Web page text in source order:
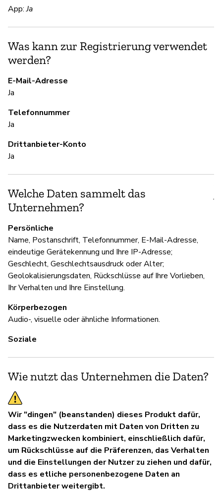
App:Ja
Was kann zur Registrierung verwendet
werden?
E-Mail-Adresse
Ja
Telefonnummer
Ja
Drittanbieter-Konto
Ja
Welche Daten sammelt das
Unternehmen?
Persönliche
Name, Postanschrift, Telefonnummer, E-Mail-Adresse,
eindeutige Gerätekennung und Ihre IP-Adresse;
Geschlecht, Geschlechtsausdruck oder Alter;
Geolokalisierungsdaten, Rückschlüsse auf Ihre Vorlieben,
Ihr Verhalten und Ihre Einstellung.
Körperbezogen
Audio-, visuelle oder ähnliche Informationen.
Soziale
Wie nutzt das Unternehmen die Daten?
Wir "dingen" (beanstanden) dieses Produkt dafür,
dass es die Nutzerdaten mit Daten von Dritten zu
Marketingzwecken kombiniert, einschließlich dafür,
um Rückschlüsse auf die Präferenzen, das Verhalten
und die Einstellungen der Nutzer zu ziehen und dafür,
dass es etliche personenbezogene Daten an
Drittanbieter weitergibt.